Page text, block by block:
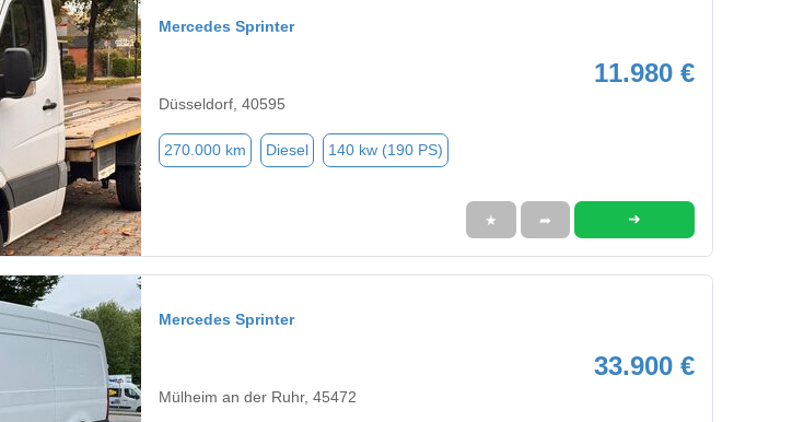
Mercedes Sprinter
11.980 €
Düsseldorf, 40595
270.000 km Diesel 140 kw (190 PS)
★ ➦ ➜
Mercedes Sprinter
33.900 €
Mülheim an der Ruhr, 45472